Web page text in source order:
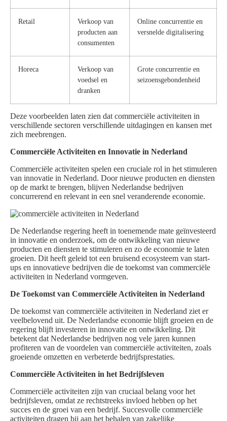
Retail
Verkoop van
producten aan
consumenten
Online concurrentie en
versnelde digitalisering
Horeca
Verkoop van
voedsel en
dranken
Grote concurrentie en
seizoensgebondenheid
Deze voorbeelden laten zien dat commerciële activiteiten in
verschillende sectoren verschillende uitdagingen en kansen met
zich meebrengen.
Commerciële Activiteiten en Innovatie in Nederland
Commerciële activiteiten spelen een cruciale rol in het stimuleren
van innovatie in Nederland. Door nieuwe producten en diensten
op de markt te brengen, blijven Nederlandse bedrijven
concurrerend en relevant in een snel veranderende economie.
De Nederlandse regering heeft in toenemende mate geïnvesteerd
in innovatie en onderzoek, om de ontwikkeling van nieuwe
producten en diensten te stimuleren en zo de economie te laten
groeien. Dit heeft geleid tot een bruisend ecosysteem van start-
ups en innovatieve bedrijven die de toekomst van commerciële
activiteiten in Nederland vormgeven.
De Toekomst van Commerciële Activiteiten in Nederland
De toekomst van commerciële activiteiten in Nederland ziet er
veelbelovend uit. De Nederlandse economie blijft groeien en de
regering blijft investeren in innovatie en ontwikkeling. Dit
betekent dat Nederlandse bedrijven nog vele jaren kunnen
profiteren van de voordelen van commerciële activiteiten, zoals
groeiende omzetten en verbeterde bedrijfsprestaties.
Commerciële Activiteiten in het Bedrijfsleven
Commerciële activiteiten zijn van cruciaal belang voor het
bedrijfsleven, omdat ze rechtstreeks invloed hebben op het
succes en de groei van een bedrijf. Succesvolle commerciële
activiteiten dragen bij aan het behalen van zakelijke